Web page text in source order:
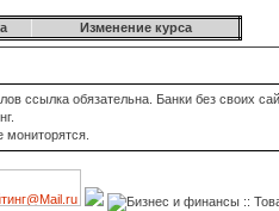
Изменение курса
ссылка обязательна. Банки без своих